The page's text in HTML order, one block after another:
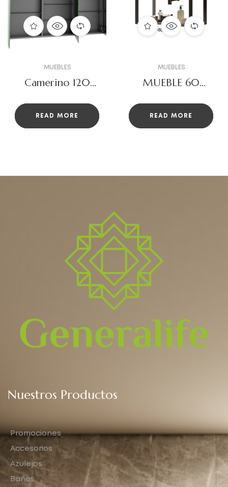
MUEBLES
Camerino 120
READ MORE
MUEBLES
MUEBLE 60
TAPA NIAGARA
READ MORE
Nuestros Productos
Promociones
Accesorios
Azulejos
Baños